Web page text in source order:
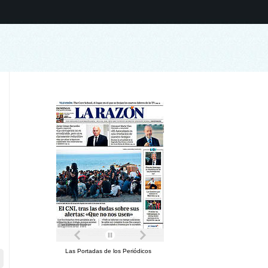
Las Portadas de los Periódicos